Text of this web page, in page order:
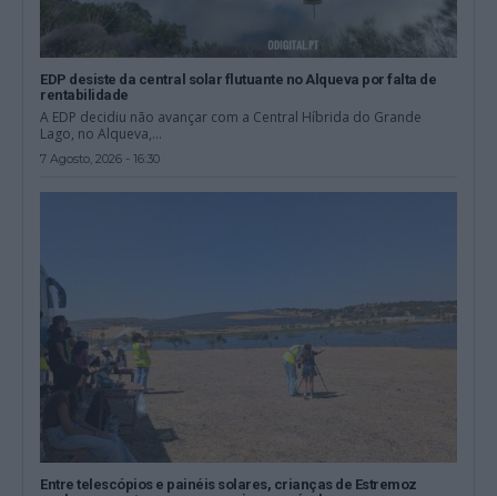
EDP desiste da central solar flutuante no Alqueva por falta de
rentabilidade
A EDP decidiu não avançar com a Central Híbrida do Grande
Lago, no Alqueva,...
7 Agosto, 2026 - 16:30
Entre telescópios e painéis solares, crianças de Estremoz